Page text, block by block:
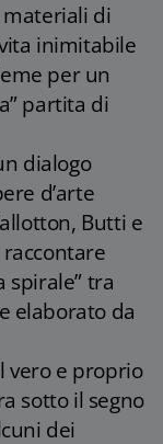
materiali di
inimitabile
per un
partita di
dialogo
d’arte
Butti e
spirale” tra
elaborato da
vero e proprio
sotto il segno
dei